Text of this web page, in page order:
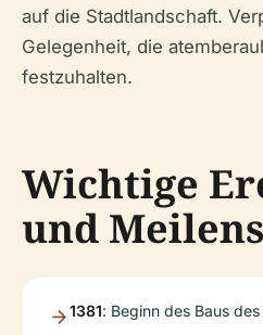
auf die Stadtlandschaft.
Gelegenheit, die
festzuhalten.
Wichtige
und
1381: Beginn des Baus